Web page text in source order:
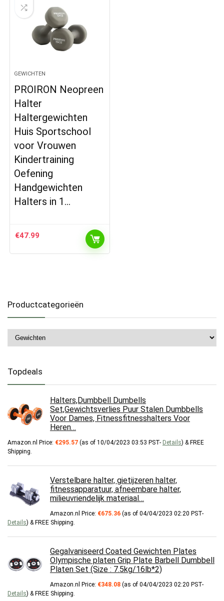
GEWICHTEN
PROIRON Neopreen
Halter
Haltergewichten
Huis Sportschool
voor Vrouwen
Kindertraining
Oefening
Handgewichten
Halters in 1…
€47.99
Productcategorieën
Topdeals
Halters,Dumbbell Dumbells
Set,Gewichtsverlies Puur Stalen Dumbbells
Voor Dames, Fitnessfitnesshalters Voor
Heren…
Amazon.nl Price: €295.57 (as of 10/04/2023 03:53 PST- Details) & FREE
Shipping.
Verstelbare halter, gietijzeren halter,
fitnessapparatuur, afneembare halter,
milieuvriendelijk materiaal…
Amazon.nl Price: €675.36 (as of 04/04/2023 02:20 PST-
Details) & FREE Shipping.
Gegalvaniseerd Coated Gewichten Plates
Olympische platen Grip Plate Barbell Dumbbell
Platen Set (Size : 7.5kg/16lb*2)
Amazon.nl Price: €348.08 (as of 04/04/2023 02:20 PST-
Details) & FREE Shipping.